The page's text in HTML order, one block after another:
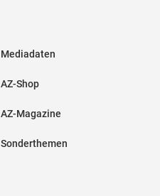
Mediadaten
AZ-Shop
AZ-Magazine
Sonderthemen